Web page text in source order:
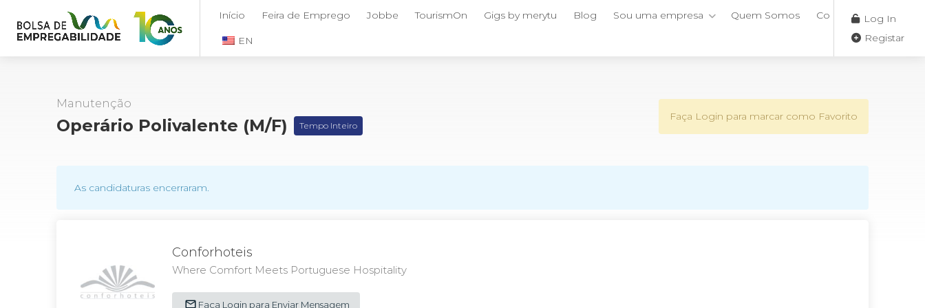
Início Feira de Emprego Jobbe TourismOn Gigs by merytu Blog Sou uma empresa Quem Somos Contactos
EN
Log In
Registar
Manutenção
Operário Polivalente (m/f) Tempo Inteiro
Faça Login para marcar como Favorito
As candidaturas encerraram.
Conforhoteis
Where Comfort Meets Portuguese Hospitality
Faça Login para Enviar Mensagem